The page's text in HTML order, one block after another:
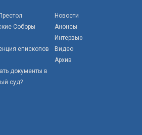
Соборы
епископов
документы в
суд?
Новости
Анонсы
Интервью
Видео
Архив